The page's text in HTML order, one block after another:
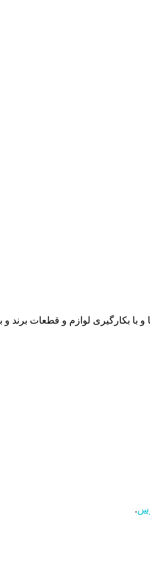
با بکارگیری لوازم و قطعات
.